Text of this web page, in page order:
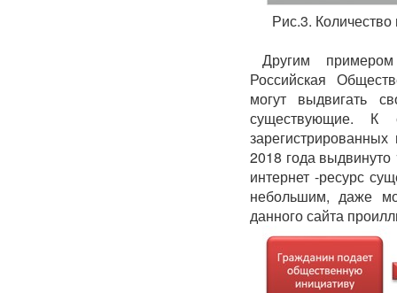
Рис.3. Количество
Другим
Российская
могут выдвигать
существующие.
2018 года
интернет -ресурс
небольшим, даже
данного сайта